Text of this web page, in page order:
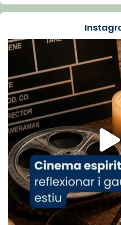
🔗tinyurl.com/cvu5jmbk
Foto
View on Facebook Share
Arquebisbat de
de Barcelona.
1 week ago
Aquest dilluns, 27 de
missa d’acció de
comitè organitzador de
del Sant Pare Lleó XIV a
col·laboradors, a la
L’arquebisbe de
Josep Omella, ha
concelebrat el bisbe
Mons. David Abadías.